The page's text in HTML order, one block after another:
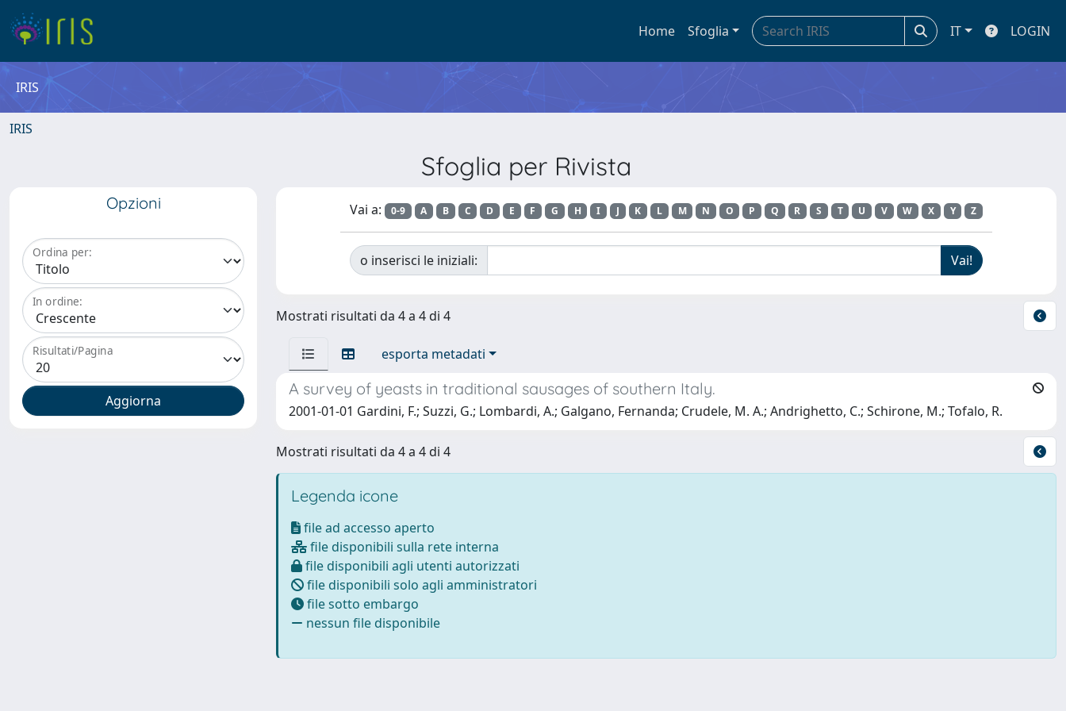
Home Sfoglia IT LOGIN
IRIS
IRIS
Sfoglia per Rivista
Opzioni
Ordina per:
In ordine:
Risultati/Pagina
Vai a: 0-9 A B C D E F G H I J K L M N O P Q R S T U V W X Y Z
o inserisci le iniziali:
Mostrati risultati da 4 a 4 di 4
esporta metadati
A survey of yeasts in traditional sausages of southern Italy.
2001-01-01 Gardini, F.; Suzzi, G.; Lombardi, A.; Galgano, Fernanda; Crudele, M. A.; Andrighetto, C.; Schirone, M.; Tofalo, R.
Mostrati risultati da 4 a 4 di 4
Legenda icone
file ad accesso aperto
file disponibili sulla rete interna
file disponibili agli utenti autorizzati
file disponibili solo agli amministratori
file sotto embargo
nessun file disponibile